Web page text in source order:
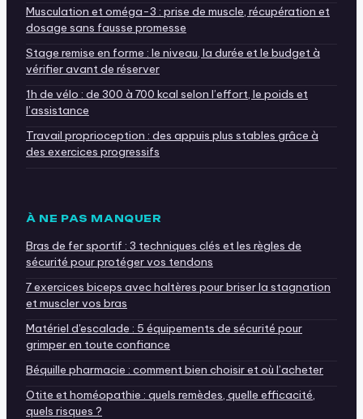
Musculation et oméga-3 : prise de muscle, récupération et
dosage sans fausse promesse
Stage remise en forme : le niveau, la durée et le budget à
vérifier avant de réserver
1h de vélo : de 300 à 700 kcal selon l’effort, le poids et
l’assistance
Travail proprioception : des appuis plus stables grâce à
des exercices progressifs
À NE PAS MANQUER
Bras de fer sportif : 3 techniques clés et les règles de
sécurité pour protéger vos tendons
7 exercices biceps avec haltères pour briser la stagnation
et muscler vos bras
Matériel d'escalade : 5 équipements de sécurité pour
grimper en toute confiance
Béquille pharmacie : comment bien choisir et où l’acheter
Otite et homéopathie : quels remèdes, quelle efficacité,
quels risques ?